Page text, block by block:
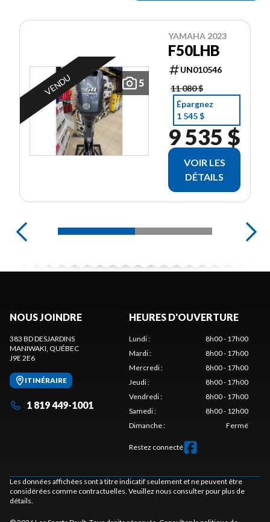
5
VENDU
YAMAHA 2023
F50LHB
UN010546
11 080 $
Épargnez
1 545 $
9 535 $
VOIR LES
DÉTAILS
NOUS JOINDRE
383 BD DESJARDINS
MANIWAKI, QUÉBEC
J9E 2E6
ITINÉRAIRE
1 819 449-1001
HEURES D'OUVERTURE
Lundi:
8h00 - 17h00
Mardi:
8h00 - 17h00
Mercredi:
8h00 - 17h00
Jeudi:
8h00 - 17h00
Vendredi:
8h00 - 17h00
Samedi:
8h00 - 12h00
Dimanche: Fermé
Restez connecté
Les données affichées sont à titre indicatif seulement et ne peuvent être
considérées comme contractuelles. Veuillez nous consulter pour plus de
détails.